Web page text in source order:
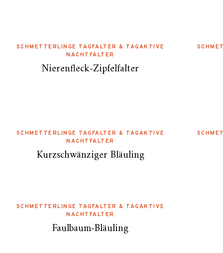
SCHMETTERLINGE TAGFALTER & TAGAKTIVE
NACHTFALTER
Nierenfleck-Zipfelfalter
SCHMETTERLINGE TAGFALTER & TAGAKTIVE
NACHTFALTER
Kurzschwänziger Bläuling
SCHMETTERLINGE TAGFALTER & TAGAKTIVE
NACHTFALTER
Faulbaum-Bläuling